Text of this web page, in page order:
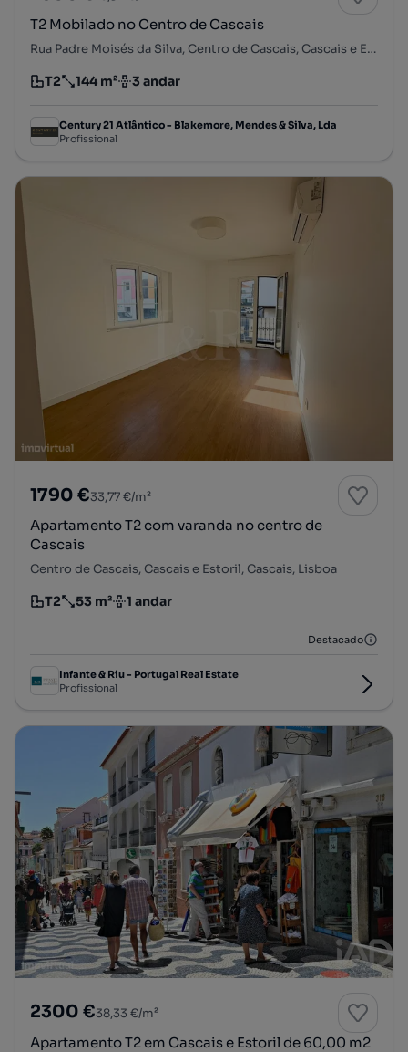
T2 Mobilado no Centro de Cascais
Rua Padre Moisés da Silva, Centro de Cascais, Cascais e Estoril, Cascais, Lisboa
Tipologia
T2
Preço por metro quadrado
144 m²
Andar 3 andar
Century 21 Atlântico - Blakemore, Mendes & Silva, Lda
Profissional
1790 €33,77 €/m²
Apartamento T2 com varanda no centro de
Cascais
Centro de Cascais, Cascais e Estoril, Cascais, Lisboa
Tipologia
T2
Preço por metro quadrado
53 m²
Andar 1 andar
Destacado
Infante & Riu - Portugal Real Estate
Profissional
2300 €38,33 €/m²
Apartamento T2 em Cascais e Estoril de 60,00 m2